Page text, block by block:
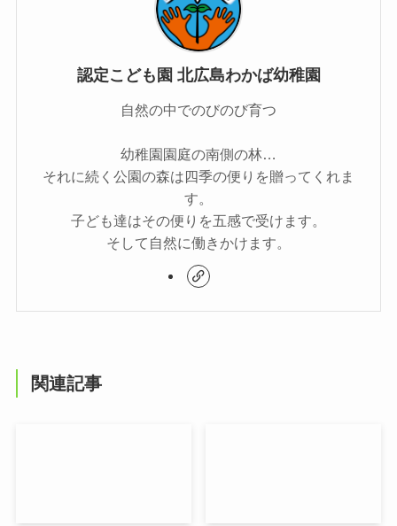
認定こども園 北広島わかば幼稚園
自然の中でのびのび育つ
幼稚園園庭の南側の林…
それに続く公園の森は四季の便りを贈ってくれま
す。
子ども達はその便りを五感で受けます。
そして自然に働きかけます。
関連記事